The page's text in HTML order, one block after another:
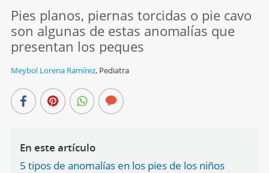
Pies planos, piernas torcidas o pie cavo
son algunas de estas anomalías que
presentan los peques
Meybol Lorena Ramírez, Pediatra
En este artículo
5 tipos de anomalías en los pies de los niños